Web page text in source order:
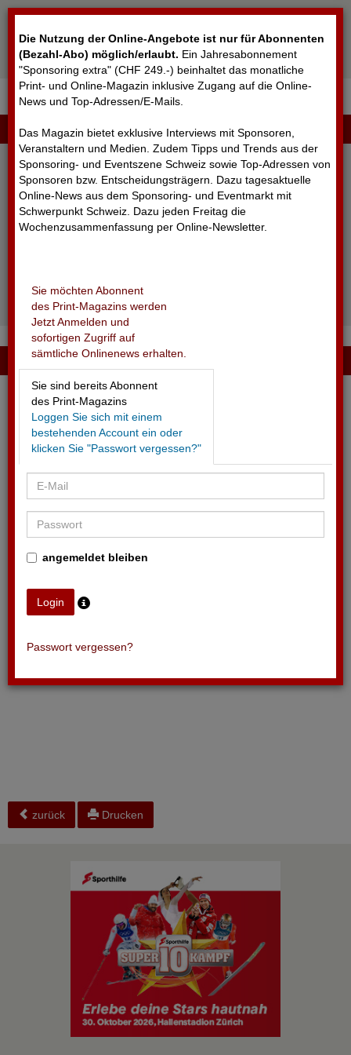
Die Nutzung der Online-Angebote ist nur für Abonnenten
(Bezahl-Abo) möglich/erlaubt. Ein Jahresabonnement
"Sponsoring extra" (CHF 249.-) beinhaltet das monatliche
Print- und Online-Magazin inklusive Zugang auf die Online-
News und Top-Adressen/E-Mails.
Das Magazin bietet exklusive Interviews mit Sponsoren,
Veranstaltern und Medien. Zudem Tipps und Trends aus der
Sponsoring- und Eventszene Schweiz sowie Top-Adressen von
Sponsoren bzw. Entscheidungsträgern. Dazu tagesaktuelle
Online-News aus dem Sponsoring- und Eventmarkt mit
Schwerpunkt Schweiz. Dazu jeden Freitag die
Wochenzusammenfassung per Online-Newsletter.
Sie möchten Abonnent
des Print-Magazins werden
Jetzt Anmelden und
sofortigen Zugriff auf
sämtliche Onlinenews erhalten.
Sie sind bereits Abonnent
des Print-Magazins
Loggen Sie sich mit einem
bestehenden Account ein oder
klicken Sie "Passwort vergessen?"
angemeldet bleiben
Passwort vergessen?
LOGIN
Passwort vergessen?
Noch nicht registriert?
09.06.2025 - SPORTEVENTS
Swiss Indoors Basel bedeutendster Event
zurück Drucken
Cookie-Einstellungen